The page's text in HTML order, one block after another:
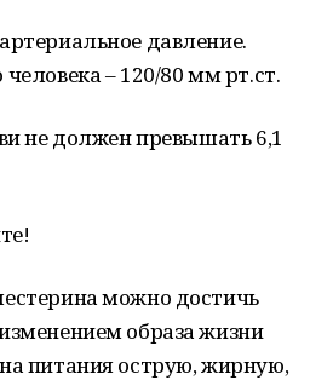
давление.
– 120/80 мм рт.ст.
не должен превышать 6,1
можно достичь
образа жизни
питания острую, жирную,